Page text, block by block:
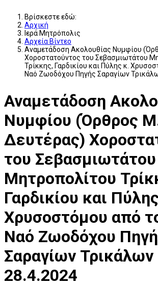
Βρίσκεστε εδώ:
Αρχική
Ιερά Μητρόπολις
Αρχεία Βίντεο
Αναμετάδοση Ακολουθίας Νυμφίου
Χοροστατούντος του Σεβασμιωτάτου
Τρίκκης, Γαρδικίου και Πύλης κ.
Ναό Ζωοδόχου Πηγής Σαραγίων
Αναμετάδοση
Νυμφίου (Όρθρος
Δευτέρας)
του Σεβασμιωτάτου
Μητροπολίτου
Γαρδικίου και
Χρυσοστόμου από
Ναό Ζωοδόχου
Σαραγίων Τρικάλων
28.4.2024